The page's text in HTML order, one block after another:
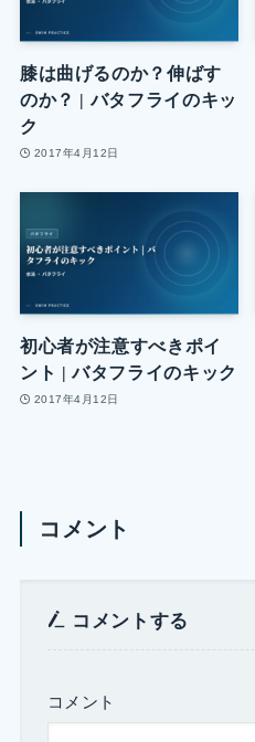
膝は曲げるのか？伸ばす
のか？ | バタフライのキッ
ク
2017年4月12日
初心者が注意すべきポイ
ント | バタフライのキック
2017年4月12日
コメント
コメントする
コメント